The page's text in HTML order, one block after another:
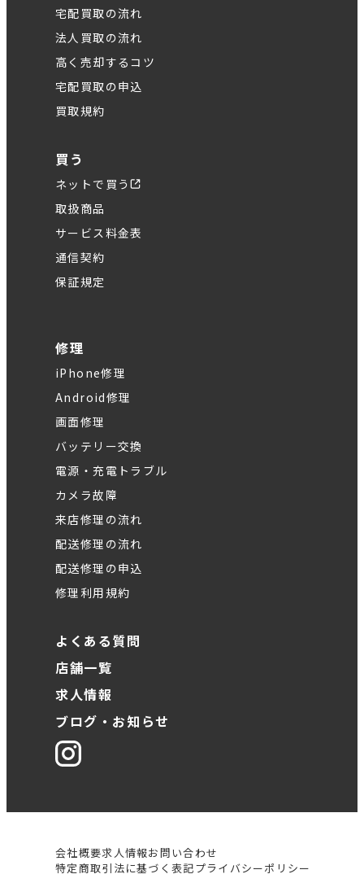
宅配買取の流れ
法人買取の流れ
高く売却するコツ
宅配買取の申込
買取規約
買う
ネットで買う
取扱商品
サービス料金表
通信契約
保証規定
修理
iPhone修理
Android修理
画面修理
バッテリー交換
電源・充電トラブル
カメラ故障
来店修理の流れ
配送修理の流れ
配送修理の申込
修理利用規約
よくある質問
店舗一覧
求人情報
ブログ・お知らせ
会社概要求人情報お問い合わせ
特定商取引法に基づく表記プライバシーポリシー